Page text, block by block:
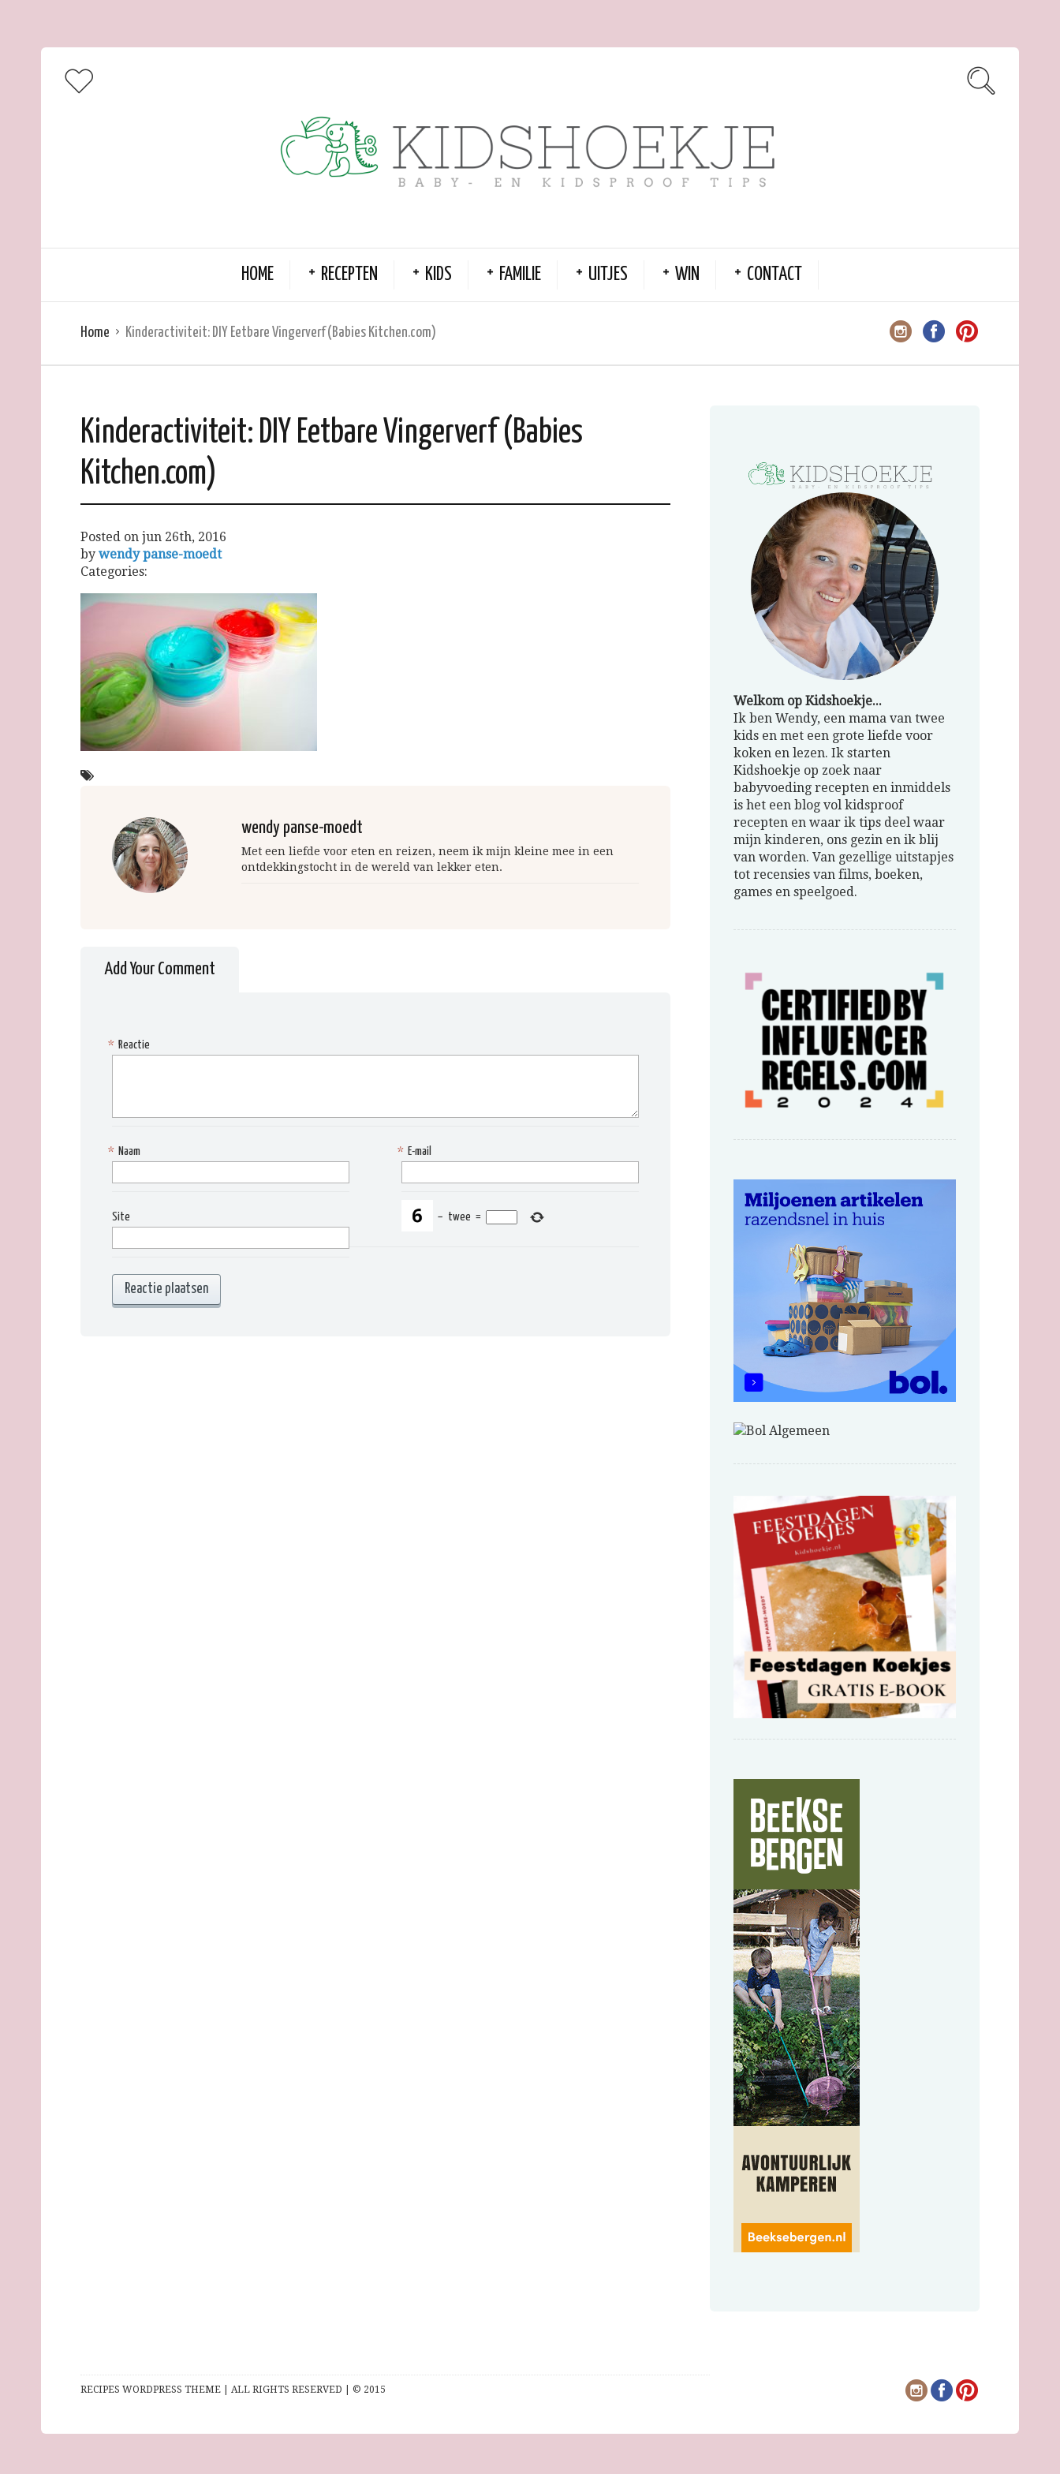
HOME RECEPTEN KIDS FAMILIE UITJES WIN CONTACT
Home Kinderactiviteit: DIY Eetbare Vingerverf (Babies Kitchen.com)
Kinderactiviteit: DIY Eetbare Vingerverf (Babies
Kitchen.com)
Posted on jun 26th, 2016
by wendy panse-moedt
Categories:
wendy panse-moedt
Met een liefde voor eten en reizen, neem ik mijn kleine mee in een
ontdekkingstocht in de wereld van lekker eten.
Add Your Comment
Reactie
*
Naam
* E-mail
*
Site − twee =
Welkom op Kidshoekje...
Ik ben Wendy, een mama van twee
kids en met een grote liefde voor
koken en lezen. Ik starten
Kidshoekje op zoek naar
babyvoeding recepten en inmiddels
is het een blog vol kidsproof
recepten en waar ik tips deel waar
mijn kinderen, ons gezin en ik blij
van worden. Van gezellige uitstapjes
tot recensies van films, boeken,
games en speelgoed.
RECIPES WORDPRESS THEME | ALL RIGHTS RESERVED | © 2015